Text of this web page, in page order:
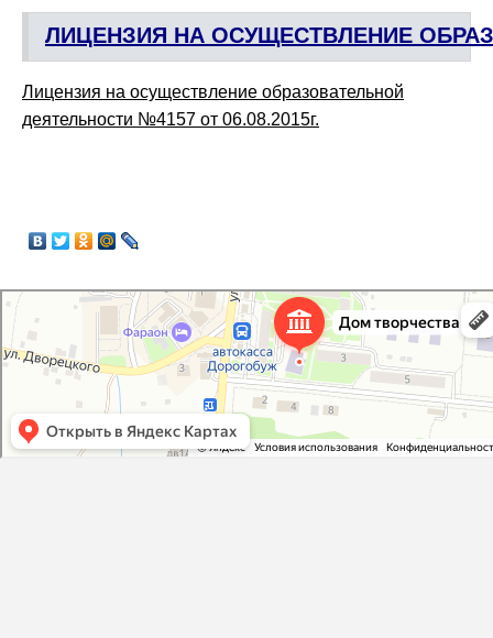
ЛИЦЕНЗИЯ НА ОСУЩЕСТВЛЕНИЕ
Лицензия на осуществление образовательной
деятельности №4157 от 06.08.2015г.
Дорогобужский дом детского творчества
Дом культуры в Дорогобуже
Дополнительное образование в Дорогобуже